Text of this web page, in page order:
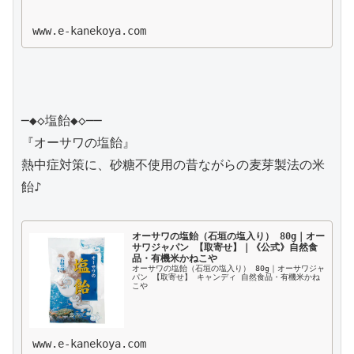
www.e-kanekoya.com
─◆◇塩飴◆◇──
『オーサワの塩飴』
熱中症対策に、砂糖不使用の昔ながらの麦芽製法の米
飴♪
オーサワの塩飴（石垣の塩入り） 80g｜オー
サワジャパン 【取寄せ】｜《公式》自然食
品・有機米かねこや
オーサワの塩飴（石垣の塩入り） 80g｜オーサワジャ
パン 【取寄せ】 キャンディ 自然食品・有機米かね
こや
www.e-kanekoya.com